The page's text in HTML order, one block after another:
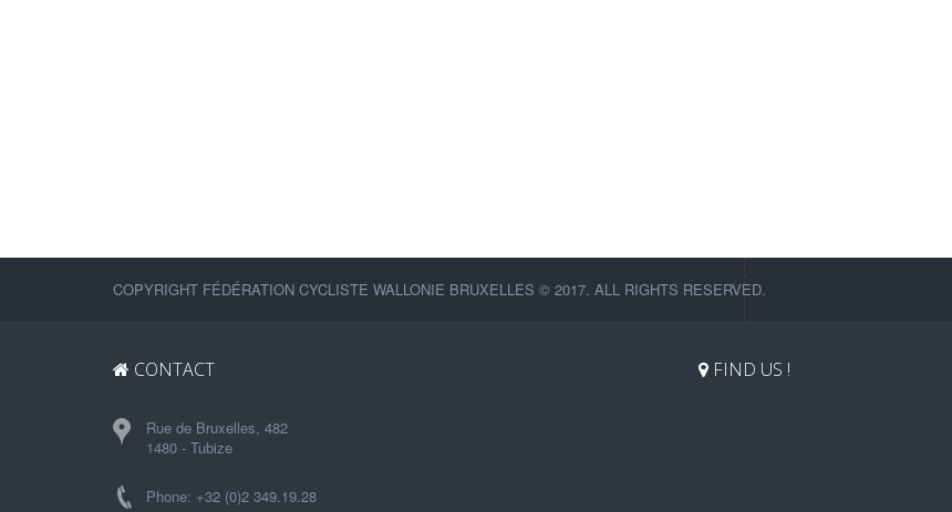
COPYRIGHT FÉDÉRATION CYCLISTE WALLONIE BRUXELLES © 2017. ALL RIGHTS RESERVED.
CONTACT
Rue de Bruxelles, 482
1480 - Tubize
Phone: +32 (0)2 349.19.28
FIND US !